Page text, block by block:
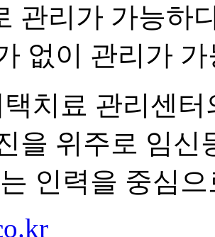
관리가 가능하
없이 관리가
택치료 관리센
을 위주로 임신
인력을 중심